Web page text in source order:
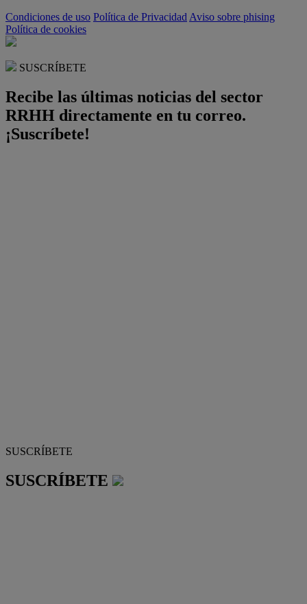
Condiciones de uso Política de Privacidad Aviso sobre phising
Política de cookies
SUSCRÍBETE
Recibe las últimas noticias del sector
RRHH directamente en tu correo.
¡Suscríbete!
SUSCRÍBETE
SUSCRÍBETE